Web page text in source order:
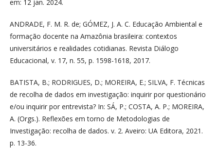
em: 12 jan. 2024.
ANDRADE, F. M. R. de; GÓMEZ, J. A. C. Educação Ambiental e
formação docente na Amazônia brasileira: contextos
universitários e realidades cotidianas. Revista Diálogo
Educacional, v. 17, n. 55, p. 1598-1618, 2017.
BATISTA, B.; RODRIGUES, D.; MOREIRA, E.; SILVA, F. Técnicas
de recolha de dados em investigação: inquirir por questionário
e/ou inquirir por entrevista? In: SÁ, P.; COSTA, A. P.; MOREIRA,
A. (Orgs.). Reflexões em torno de Metodologias de
Investigação: recolha de dados. v. 2. Aveiro: UA Editora, 2021.
p. 13-36.